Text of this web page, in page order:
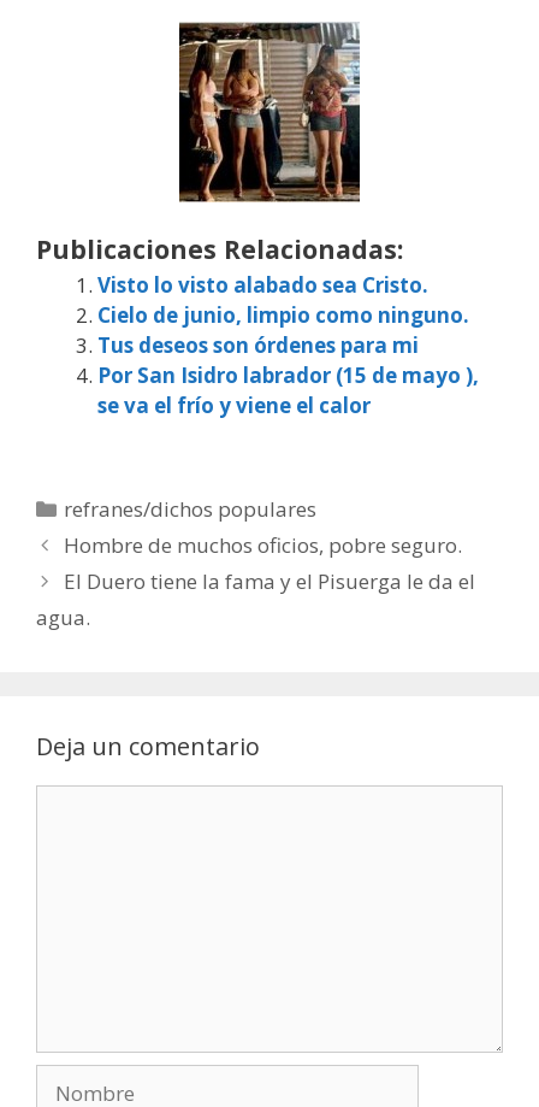
Publicaciones Relacionadas:
Visto lo visto alabado sea Cristo.
Cielo de junio, limpio como ninguno.
Tus deseos son órdenes para mi
Por San Isidro labrador (15 de mayo ),
se va el frío y viene el calor
Categorías
refranes/dichos populares
Hombre de muchos oficios, pobre seguro.
El Duero tiene la fama y el Pisuerga le da el
agua.
Deja un comentario